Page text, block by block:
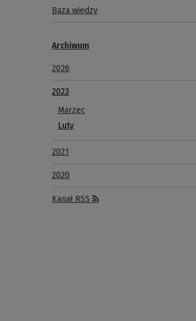
Baza wiedzy
Archiwum
2026
2023
Marzec
Luty
2021
2020
Kanał RSS